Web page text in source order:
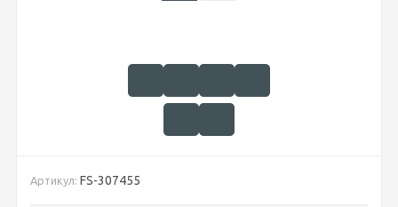
Артикул: FS-307455